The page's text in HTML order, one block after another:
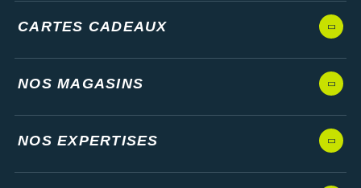
CARTES CADEAUX
NOS MAGASINS
NOS EXPERTISES